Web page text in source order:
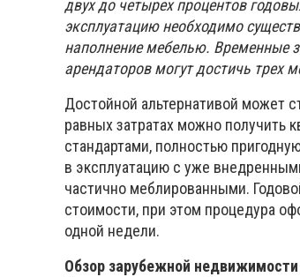
двух до четырех процентов
эксплуатацию необходимо
наполнение мебелью. Временные
арендаторов могут достичь трех
Достойной альтернативой может
равных затратах можно получить
стандартами, полностью
в эксплуатацию с уже
частично меблированными.
стоимости, при этом процедура
одной недели.
Обзор зарубежной недвижимости